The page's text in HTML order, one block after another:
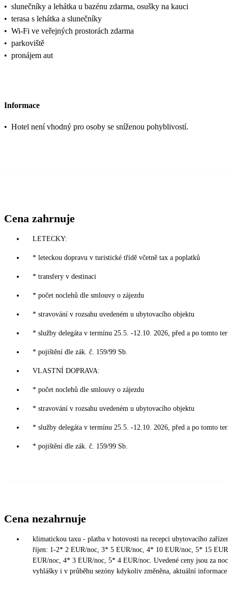
• slunečníky a lehátka u bazénu zdarma, osušky na kauci
• terasa s lehátka a slunečníky
• Wi-Fi ve veřejných prostorách zdarma
• parkoviště
• pronájem aut
Informace
• Hotel není vhodný pro osoby se sníženou pohyblivostí.
Cena zahrnuje
LETECKY:
* leteckou dopravu v turistické třídě včetně tax a poplatků
* transfery v destinaci
* počet noclehů dle smlouvy o zájezdu
* stravování v rozsahu uvedeném u ubytovacího objektu
* služby delegáta v termínu 25.5. -12.10. 2026, před a po tomto
* pojištění dle zák. č. 159/99 Sb.
VLASTNÍ DOPRAVA:
* počet noclehů dle smlouvy o zájezdu
* stravování v rozsahu uvedeném u ubytovacího objektu
* služby delegáta v termínu 25.5. -12.10. 2026, před a po tomto
* pojištění dle zák. č. 159/99 Sb.
Cena nezahrnuje
klimatickou taxu - platba v hotovosti na recepci ubytovacího
říjen: 1-2* 2 EUR/noc, 3* 5 EUR/noc, 4* 10 EUR/noc, 5* 15
EUR/noc, 4* 3 EUR/noc, 5* 4 EUR/noc. Uvedené ceny jsou za
vyhlášky i v průběhu sezóny kdykoliv změněna, aktuální